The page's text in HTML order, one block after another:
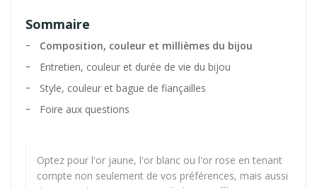
Sommaire
Composition, couleur et millièmes du bijou
Entretien, couleur et durée de vie du bijou
Style, couleur et bague de fiançailles
Foire aux questions
Optez pour l'or jaune, l'or blanc ou l'or rose en tenant
compte non seulement de vos préférences, mais aussi